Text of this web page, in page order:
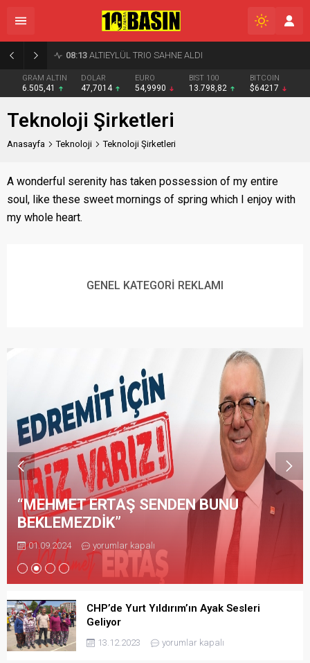
08:13 ALTIEYLÜL TRIO SAHNE ALDI
GRAM ALTIN
6.505,41
DOLAR
47,7014
EURO
54,9990
BIST 100
13.798,82
BITCOIN
$64217
Teknoloji Şirketleri
Anasayfa Teknoloji Teknoloji Şirketleri
A wonderful serenity has taken possession of my entire
soul, like these sweet mornings of spring which I enjoy with
my whole heart.
GENEL KATEGORİ REKLAMI
“MEHMET ERTAŞ SENDEN BUNU
BEKLEMEZDİK”
01.09.2024 yorumlar kapalı
CHP’de Yurt Yıldırım’ın Ayak Sesleri
Geliyor
13.12.2023 yorumlar kapalı